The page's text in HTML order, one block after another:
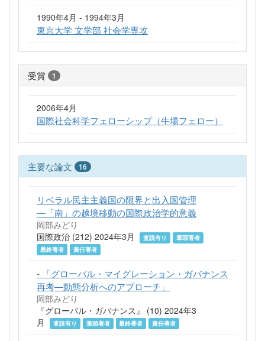
1990年4月 - 1994年3月
東京大学 文学部 社会学専攻
受賞 1
2006年4月
国際社会科学フェローシップ（牛場フェロー）
主要な論文 16
リベラル民主主義国の限界と出入国管理
―「南」の越境移動の国際政治学的意義
岡部みどり
国際政治 (212) 2024年3月
査読有り
筆頭著者
最終著者
責任著者
- 「グローバル・マイグレーション・ガバナンス
再考―動態分析へのアプローチ」
岡部みどり
『グローバル・ガバナンス』 (10) 2024年3
月
査読有り 筆頭著者 最終著者 責任著者